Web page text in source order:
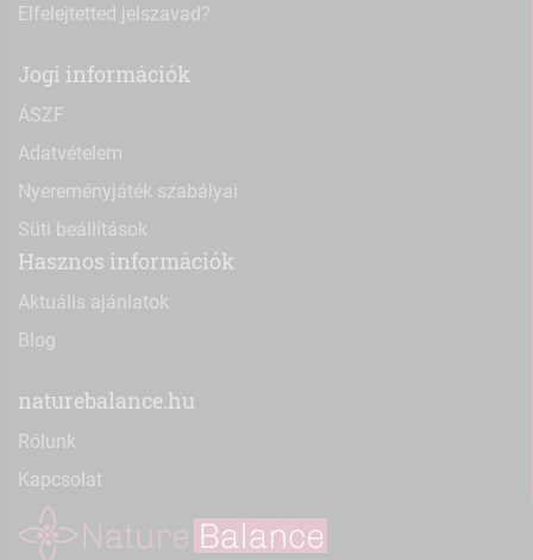
Elfelejtetted jelszavad?
Jogi információk
ÁSZF
Adatvételem
Nyereményjáték szabályai
Süti beállítások
Hasznos információk
Aktuális ajánlatok
Blog
naturebalance.hu
Rólunk
Kapcsolat